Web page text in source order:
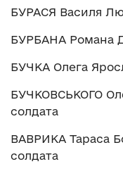
БУРАСЯ Василя
БУРБАНА Романа
БУЧКА Олега
БУЧКОВСЬКОГО
солдата
ВАВРИКА Тараса
солдата